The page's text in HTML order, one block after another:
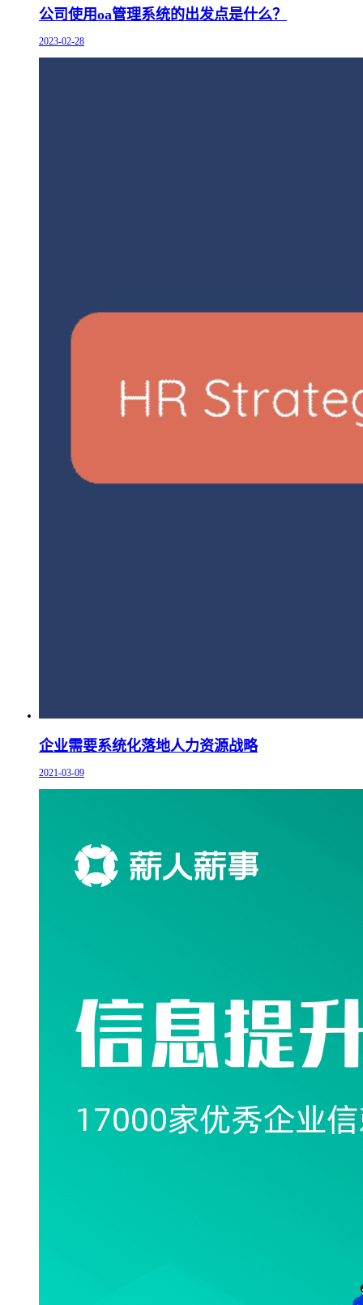
公司使用oa管理系统的出发点是什么？
2023-02-28
企业需要系统化落地人力资源战略
2021-03-09